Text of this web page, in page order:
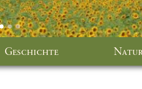
Geschichte